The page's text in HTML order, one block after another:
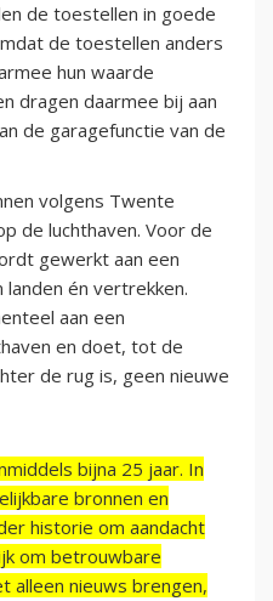
de toestellen in goede
de toestellen anders
hun waarde
dragen daarmee bij aan
de garagefunctie van de
volgens Twente
de luchthaven. Voor de
gewerkt aan een
én vertrekken.
aan een
en doet, tot de
de rug is, geen nieuwe
bijna 25 jaar. In
bronnen en
historie om aandacht
om betrouwbare
alleen nieuws brengen,